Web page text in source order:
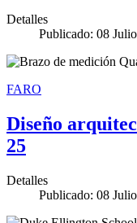
Detalles
Publicado: 08
FARO
Diseño
25
Detalles
Publicado: 08